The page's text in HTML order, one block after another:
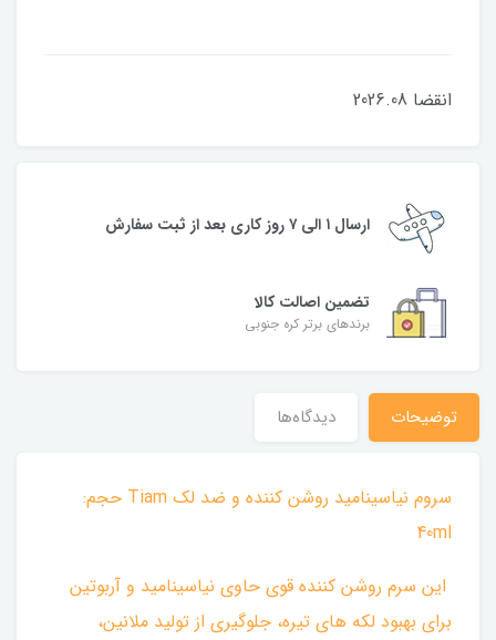
انقضا 2026.08
ارسال ۱ الی ۷ روز کاری بعد از ثبت سفارش
تضمین اصالت کالا
برندهای برتر کره جنوبی
توضیحات دیدگاه‌ها
سروم نیاسینامید روشن کننده و ضد لک Tiam حجم:
40ml
این سرم روشن کننده قوی حاوی نیاسینامید و آربوتین
برای بهبود لکه های تیره، جلوگیری از تولید ملانین،